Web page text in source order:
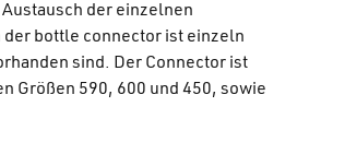
Austausch der einzelnen
der bottle connector ist einzeln
sind. Der Connector ist
Größen 590, 600 und 450, sowie